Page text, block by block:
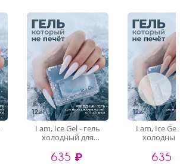
I am, Ice Gel - гель
холодный для
№02, 12 мл
635 ₽
I am, Ice Gel
№07, 12
635